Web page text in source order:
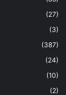
(27)
(3)
(387)
(24)
(10)
(2)